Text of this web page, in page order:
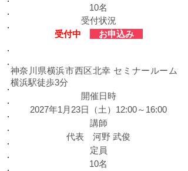
10名
受付状況
​受付中
お申込み
2027年1月23日（土）12:00～16:00
神奈川県横浜市西区北幸 セミナールーム
横浜駅徒歩3分
​開催日時
定員
10名
​講師
代表 河野 武俊